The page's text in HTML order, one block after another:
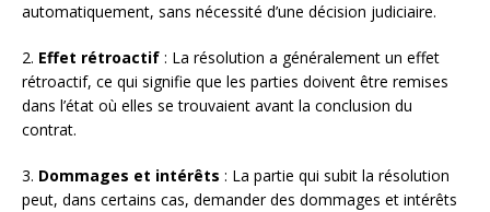
automatiquement, sans nécessité d’une décision judiciaire.
2. Effet rétroactif : La résolution a généralement un effet
rétroactif, ce qui signifie que les parties doivent être remises
dans l’état où elles se trouvaient avant la conclusion du
contrat.
3. Dommages et intérêts : La partie qui subit la résolution
peut, dans certains cas, demander des dommages et intérêts